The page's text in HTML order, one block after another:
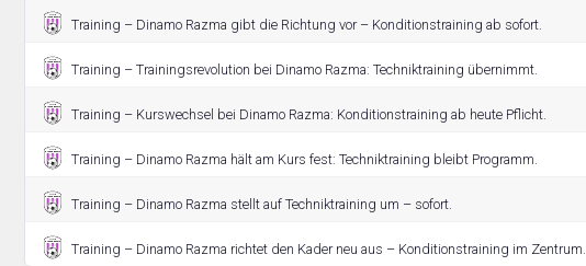
Training – Dinamo Razma gibt die Richtung vor – Konditionstraining ab sofort.
Training – Trainingsrevolution bei Dinamo Razma: Techniktraining übernimmt.
Training – Kurswechsel bei Dinamo Razma: Konditionstraining ab heute Pflicht.
Training – Dinamo Razma hält am Kurs fest: Techniktraining bleibt Programm.
Training – Dinamo Razma stellt auf Techniktraining um – sofort.
Training – Dinamo Razma richtet den Kader neu aus – Konditionstraining im Zentrum.